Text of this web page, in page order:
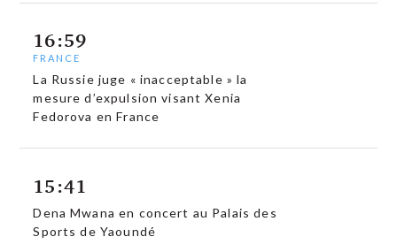
16:59
FRANCE
La Russie juge « inacceptable » la
mesure d’expulsion visant Xenia
Fedorova en France
15:41
Dena Mwana en concert au Palais des
Sports de Yaoundé